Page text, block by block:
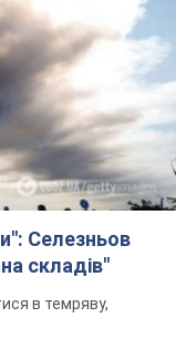
Селезньов
складів"
в темряву,